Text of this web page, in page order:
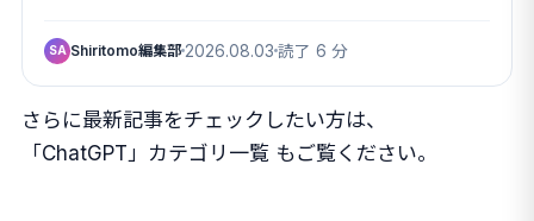
SA Shiritomo編集部 2026.08.03 読了 6 分
さらに最新記事をチェックしたい方は、
「ChatGPT」カテゴリ一覧 もご覧ください。